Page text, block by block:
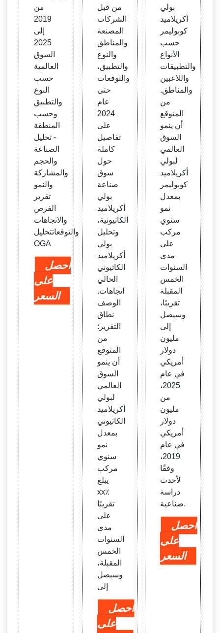
من
2019
إلى
2025
السوق
العالمية
حسب
النوع
والتطبيق
وحسب
المنطقة
- تحليل
الصناعة
والحجم
والمشاركة
والنمو
تقرير
الفرص
والاتجاهات
والتوقعاتتحليل
OGA
احصل
على
السعر
من قبل
الشركات
المصنعة
والمناطق
والنوع
والتطبيق،
والتوقعات
حتى
عام
2024
على
تفاصيل
كاملة
حول
سوق
صناعة
بولي
أكريلاميد
الكاتيونية،
وتحليل
بولي
أكريلاميد
الكاتيوني
الحالي
اتجاهات.
الوصف
نطاق
التقرير:
من
المتوقع
أن ينمو
السوق
العالمي
لبولي
أكريلاميد
الكاتيوني
بمعدل
نمو
سنوي
مركب
يبلغ
xx٪
تقريبًا
على
مدى
السنوات
الخمس
المقبلة،
وسيصل
إلى
احصل
على
بولي
أكريلاميد
كوبوليمر
حسب
الأنواع
والتطبيقات
واللاعبين
والمناطق.
من
المتوقع
أن ينمو
السوق
العالمي
لبولي
أكريلاميد
كوبوليمر
بمعدل
نمو
سنوي
مركب
على
مدى
السنوات
الخمس
المقبلة
تقريبًا،
وسيصل
إلى
مليون
دولار
أمريكي
في عام
2025،
من
مليون
دولار
أمريكي
في عام
2019،
وفقًا
لأحدث
دراسة
صناعية.
احصل
على
السعر